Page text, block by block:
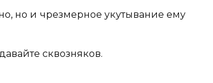
но и чрезмерное укутывание ему
сквозняков.